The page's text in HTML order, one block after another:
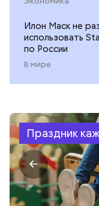
Илон Маск не
использовать
по России
В мире
Праздник